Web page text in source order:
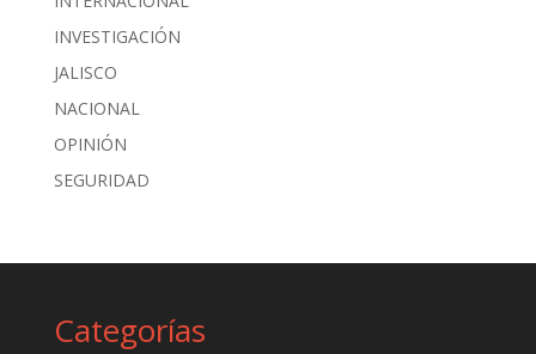
INVESTIGACIÓN
JALISCO
NACIONAL
OPINIÓN
SEGURIDAD
Categorías